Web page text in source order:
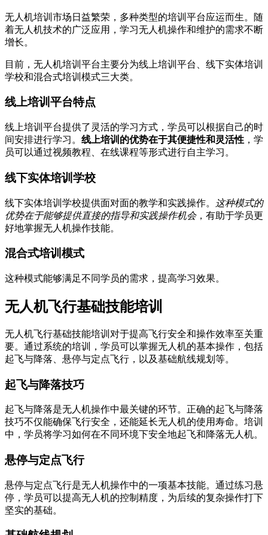
无人机培训市场日益繁荣，多种类型的培训平台应运而生。随
着无人机技术的广泛应用，学习无人机操作和维护的需求不断
增长。
目前，无人机培训平台主要分为线上培训平台、线下实体培训
学校和混合式培训模式三大类。
线上培训平台特点
线上培训平台提供了灵活的学习方式，学员可以根据自己的时
间安排进行学习。 线上培训的优势在于其便捷性和灵活性 ，学
员可以通过视频教程、在线课程等形式进行自主学习。
线下实体培训学校
线下实体培训学校提供面对面的教学和实践操作。
这种模式的
优势在于能够提供直接的指导和实践操作机会，有助于学员更
好地掌握无人机操作技能。
混合式培训模式
这种模式能够满足不同学员的需求，提高学习效果。
无人机飞行基础技能培训
无人机飞行基础技能培训对于提高飞行安全和操作效率至关重
要。通过系统的培训，学员可以掌握无人机的基本操作，包括
起飞与降落、悬停与定点飞行，以及基础航线规划等。
起飞与降落技巧
起飞与降落是无人机操作中最关键的环节。正确的起飞与降落
技巧不仅能确保飞行安全，还能延长无人机的使用寿命。培训
中，学员将学习如何在不同环境下安全地起飞和降落无人机。
悬停与定点飞行
悬停与定点飞行是无人机操作中的一项基本技能。通过练习悬
停，学员可以提高无人机的控制精度，为后续的复杂操作打下
坚实的基础。